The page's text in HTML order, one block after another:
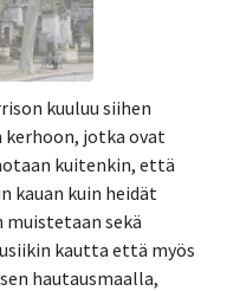
kuuluu siihen
jotka ovat
kuitenkin, että
kauan kuin heidät
muistetaan sekä
kautta että myös
hautausmaalla,